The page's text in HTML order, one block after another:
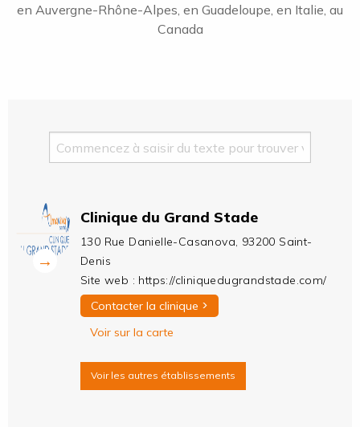
en Auvergne-Rhône-Alpes, en Guadeloupe, en Italie, au
Canada
→
Clinique du Grand Stade
130 Rue Danielle-Casanova, 93200 Saint-
Denis
Site web : https://cliniquedugrandstade.com/
Contacter la clinique >
Voir sur la carte
Voir les autres établissements